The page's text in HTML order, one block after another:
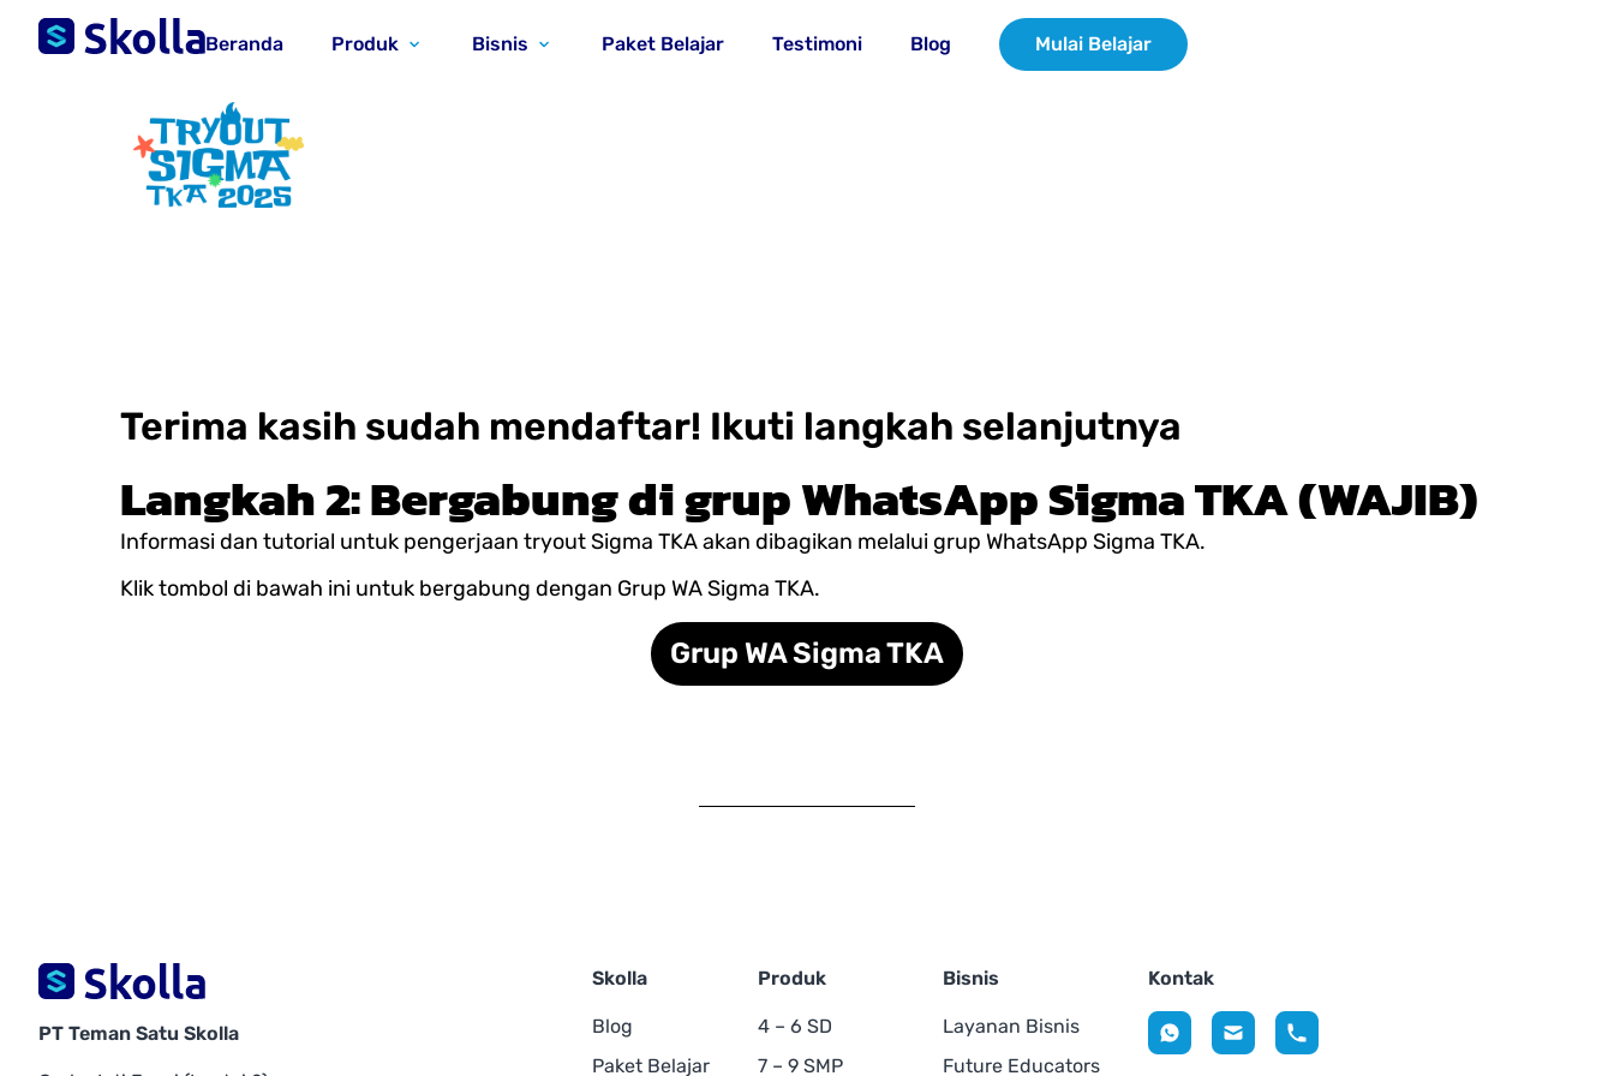
Beranda Produk Bisnis Paket Belajar Testimoni Blog Mulai Belajar
Terima kasih sudah mendaftar! Ikuti langkah selanjutnya
Langkah 2: Bergabung di grup WhatsApp Sigma TKA (WAJIB)
Informasi dan tutorial untuk pengerjaan tryout Sigma TKA akan dibagikan melalui grup WhatsApp Sigma TKA.
Klik tombol di bawah ini untuk bergabung dengan Grup WA Sigma TKA.
Grup WA Sigma TKA
PT Teman Satu Skolla
Skolla
Blog
Paket Belajar
Produk
4 – 6 SD
7 – 9 SMP
Bisnis
Layanan Bisnis
Future Educators
Kontak